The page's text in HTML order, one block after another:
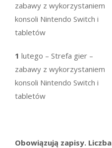
zabawy z wykorzystaniem
konsoli Nintendo Switch i
tabletów
1 lutego – Strefa gier –
zabawy z wykorzystaniem
konsoli Nintendo Switch i
tabletów
Obowiązują zapisy. Liczba